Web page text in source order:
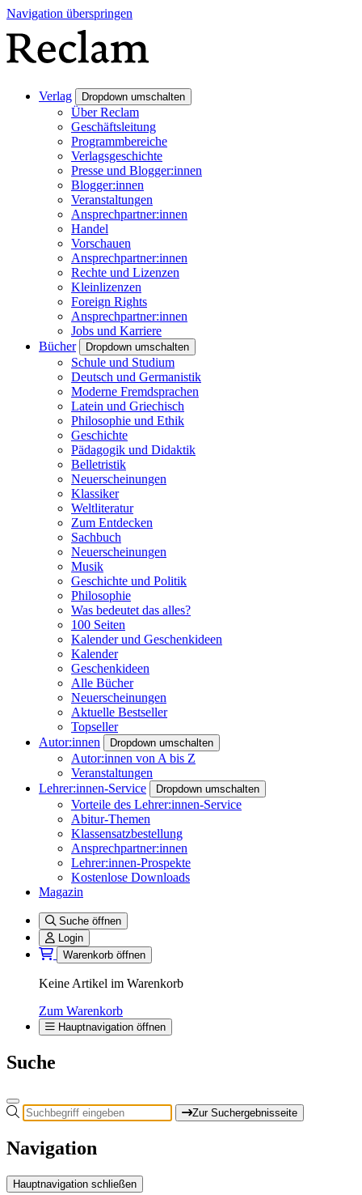
Navigation überspringen
Verlag Dropdown umschalten
Über Reclam
Geschäftsleitung
Programmbereiche
Verlagsgeschichte
Presse und Blogger:innen
Blogger:innen
Veranstaltungen
Ansprechpartner:innen
Handel
Vorschauen
Ansprechpartner:innen
Rechte und Lizenzen
Kleinlizenzen
Foreign Rights
Ansprechpartner:innen
Jobs und Karriere
Bücher
Dropdown umschalten
Schule und Studium
Deutsch und Germanistik
Moderne Fremdsprachen
Latein und Griechisch
Philosophie und Ethik
Geschichte
Pädagogik und Didaktik
Belletristik
Neuerscheinungen
Klassiker
Weltliteratur
Zum Entdecken
Sachbuch
Neuerscheinungen
Musik
Geschichte und Politik
Philosophie
Was bedeutet das alles?
100 Seiten
Kalender und Geschenkideen
Kalender
Geschenkideen
Alle Bücher
Neuerscheinungen
Aktuelle Bestseller
Topseller
Autor:innen
Dropdown umschalten
Autor:innen von A bis Z
Veranstaltungen
Lehrer:innen-Service
Dropdown umschalten
Vorteile des Lehrer:innen-Service
Abitur-Themen
Klassensatzbestellung
Ansprechpartner:innen
Lehrer:innen-Prospekte
Kostenlose Downloads
Magazin
Suche öffnen
Login
Warenkorb öffnen
Keine Artikel im Warenkorb
Zum Warenkorb
Hauptnavigation öffnen
Suche
Zur Suchergebnisseite
Navigation
Hauptnavigation schließen